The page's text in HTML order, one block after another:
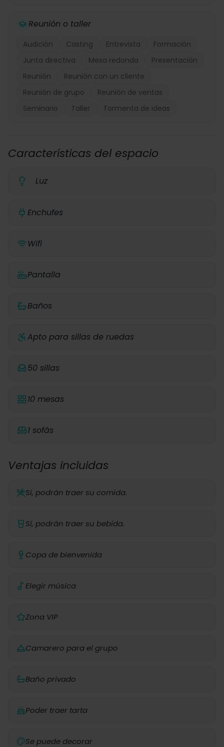
Reunión o taller
Audición Casting Entrevista
Formación
Junta directiva
Mesa redonda
Presentación
Reunión
Reunión con un cliente
Reunión de grupo
Reunión de ventas
Seminario
Taller Tormenta de ideas
Características del espacio
Luz
Enchufes
Wifi
Pantalla
Baños
Apto para sillas de ruedas
50 sillas
10 mesas
1 sofás
Ventajas incluidas
Sí, podrán traer su comida.
Sí, podrán traer su bebida.
Copa de bienvenida
Elegir música
Zona VIP
Camarero para el grupo
Baño privado
Poder traer tarta
Se puede decorar